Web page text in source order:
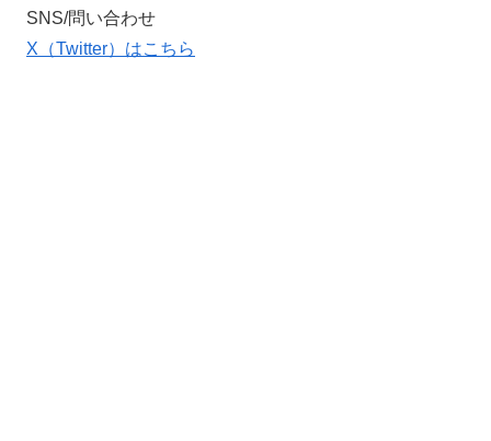
SNS/問い合わせ
X（Twitter）はこちら